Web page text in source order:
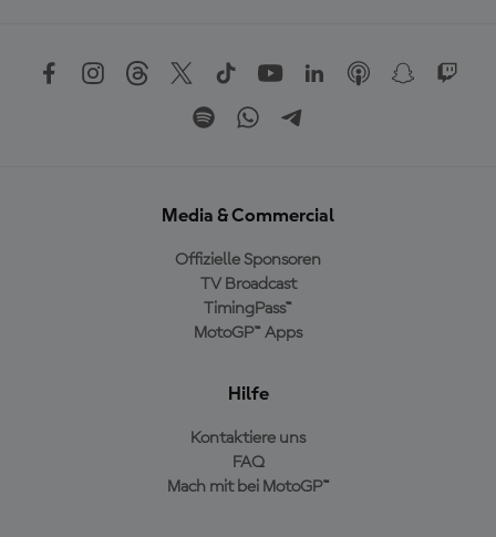
Media & Commercial
Offizielle Sponsoren
TV Broadcast
TimingPass™
MotoGP™ Apps
Hilfe
Kontaktiere uns
FAQ
Mach mit bei MotoGP™